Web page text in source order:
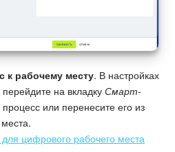
к рабочему месту. В настройках
на вкладку Смарт-
или перенесите его из
цифрового рабочего места